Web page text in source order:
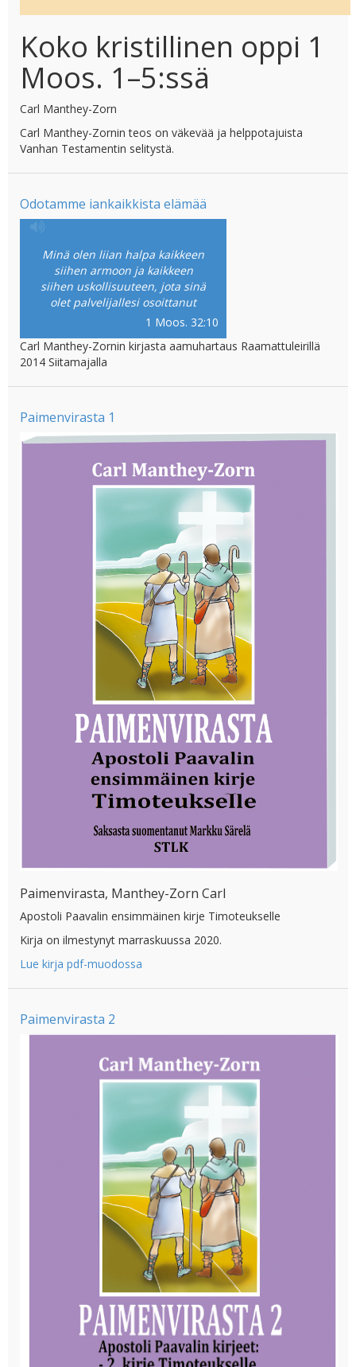
Koko kristillinen oppi 1
Moos. 1–5:ssä
Carl Manthey-Zorn
Carl Manthey-Zornin teos on väkevää ja helppotajuista
Vanhan Testamentin selitystä.
Odotamme iankaikkista elämää
Minä olen liian halpa kaikkeen
siihen armoon ja kaikkeen
siihen uskollisuuteen, jota sinä
olet palvelijallesi osoittanut
1 Moos. 32:10
Carl Manthey-Zornin kirjasta aamuhartaus Raamattuleirillä
2014 Siitamajalla
Paimenvirasta 1
Paimenvirasta, Manthey-Zorn Carl
Apostoli Paavalin ensimmäinen kirje Timoteukselle
Kirja on ilmestynyt marraskuussa 2020.
Lue kirja pdf-muodossa
Paimenvirasta 2